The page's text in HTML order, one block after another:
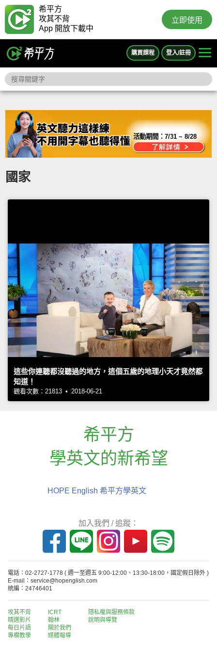
希平方
攻其不背
App 開放下載中
立即使用
購買課程 登入/註冊
活動期間：7/31 ~ 8/28
國家
這些你連聽都沒聽過的地方，這個五歲的地理小天才竟然都
知道！
觀看次數：21813 • 2018-06-21
希平方
學英文的新希望
HOPE English 希平方學英文
加入我們 / 追蹤：
電話：02-2727-1778 ( 週一至週五 9:00-12:00、13:30-18:00，國定假日除外 )
E-mail：service@hopenglish.com
統編：24746401
攻其不背
精選影片
每日片語
專欄教學
ICRT
翰林
關於我們
媒體報導
隱私權與服務條款
說明與導覽